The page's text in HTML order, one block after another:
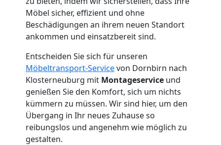
Möbel sicher, effizient und ohne
Beschädigungen an ihrem neuen Standort
ankommen und einsatzbereit sind.
Entscheiden Sie sich für unseren
Möbeltransport-Servicevon Dornbirn nach
Klosterneuburg mit Montageservice und
genießen Sie den Komfort, sich um nichts
kümmern zu müssen. Wir sind hier, um den
Übergang in Ihr neues Zuhause so
reibungslos und angenehm wie möglich zu
gestalten.
Dornbirn
Umzug
Mann